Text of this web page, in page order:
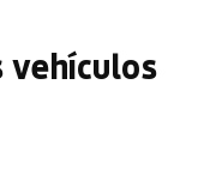
vehículos